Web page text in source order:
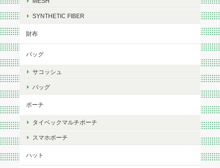
SYNTHETIC FIBER
財布
バッグ
サコッシュ
バッグ
ポーチ
タイベックマルチポーチ
スマホポーチ
ハット